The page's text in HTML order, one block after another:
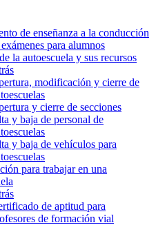
de enseñanza a la conducción
para alumnos
la autoescuela y sus recursos
modificación y cierre de
y cierre de secciones
y baja de personal de
y baja de vehículos para
para trabajar en una
de aptitud para
de formación vial